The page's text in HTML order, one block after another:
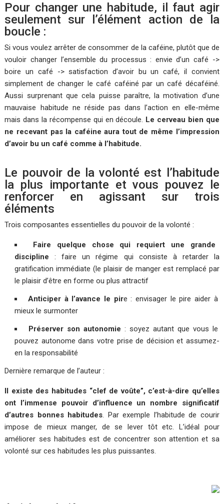
Pour changer une habitude, il faut agir
seulement sur l’élément action de la
boucle :
Si vous voulez arrêter de consommer de la caféine, plutôt que de
vouloir changer l’ensemble du processus : envie d’un café ->
boire un café -> satisfaction d’avoir bu un café, il convient
simplement de changer le café caféiné par un café décaféiné.
Aussi surprenant que cela puisse paraître, la motivation d’une
mauvaise habitude ne réside pas dans l’action en elle-même
mais dans la récompense qui en découle. Le cerveau bien que
ne recevant pas la caféine aura tout de même l’impression
d’avoir bu un café comme à l’habitude.
Le pouvoir de la volonté est l’habitude
la plus importante et vous pouvez le
renforcer en agissant sur trois
éléments
Trois composantes essentielles du pouvoir de la volonté :
Faire quelque chose qui requiert une grande
discipline : faire un régime qui consiste à retarder la
gratification immédiate (le plaisir de manger est remplacé par
le plaisir d’être en forme ou plus attractif
Anticiper à l’avance le pire : envisager le pire aider à
mieux le surmonter
Préserver son autonomie : soyez autant que vous le
pouvez autonome dans votre prise de décision et assumez-
en la responsabilité
Dernière remarque de l’auteur :
Il existe des habitudes “clef de voûte”, c’est-à-dire qu’elles
ont l’immense pouvoir d’influence un nombre significatif
d’autres bonnes habitudes. Par exemple l’habitude de courir
impose de mieux manger, de se lever tôt etc. L’idéal pour
améliorer ses habitudes est de concentrer son attention et sa
volonté sur ces habitudes les plus puissantes.